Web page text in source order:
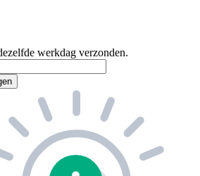
werkdag verzonden.